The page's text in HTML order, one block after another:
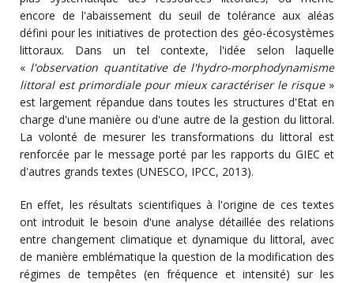
encore de l'abaissement du seuil de tolérance aux aléas
défini pour les initiatives de protection des géo-écosystèmes
littoraux. Dans un tel contexte, l'idée selon laquelle
« l'observation quantitative de l'hydro-morphodynamisme
littoral est primordiale pour mieux caractériser le risque»
est largement répandue dans toutes les structures d'Etat en
charge d'une manière ou d'une autre de la gestion du littoral.
La volonté de mesurer les transformations du littoral est
renforcée par le message porté par les rapports du GIEC et
d'autres grands textes (UNESCO, IPCC, 2013).
En effet, les résultats scientifiques à l'origine de ces textes
ont introduit le besoin d'une analyse détaillée des relations
entre changement climatique et dynamique du littoral, avec
de manière emblématique la question de la modification des
régimes de tempêtes (en fréquence et intensité) sur les